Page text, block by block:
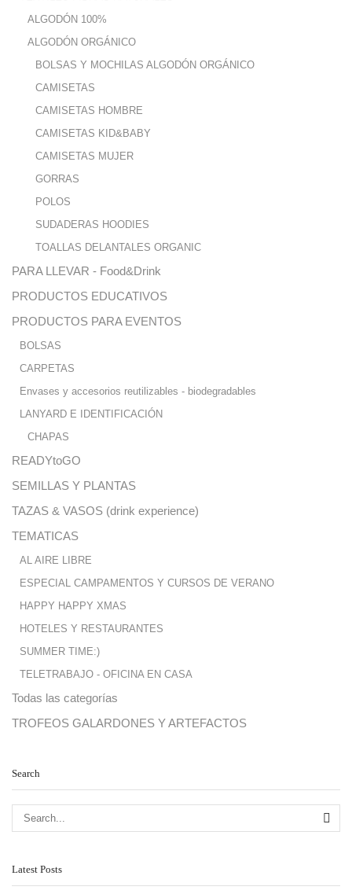
ALGODÓN 100%
ALGODÓN ORGÁNICO
BOLSAS Y MOCHILAS ALGODÓN ORGÁNICO
CAMISETAS
CAMISETAS HOMBRE
CAMISETAS KID&BABY
CAMISETAS MUJER
GORRAS
POLOS
SUDADERAS HOODIES
TOALLAS DELANTALES ORGANIC
PARA LLEVAR - Food&Drink
PRODUCTOS EDUCATIVOS
PRODUCTOS PARA EVENTOS
BOLSAS
CARPETAS
Envases y accesorios reutilizables - biodegradables
LANYARD E IDENTIFICACIÓN
CHAPAS
READYtoGO
SEMILLAS Y PLANTAS
TAZAS & VASOS (drink experience)
TEMATICAS
AL AIRE LIBRE
ESPECIAL CAMPAMENTOS Y CURSOS DE VERANO
HAPPY HAPPY XMAS
HOTELES Y RESTAURANTES
SUMMER TIME:)
TELETRABAJO - OFICINA EN CASA
Todas las categorías
TROFEOS GALARDONES Y ARTEFACTOS
Search
Latest Posts